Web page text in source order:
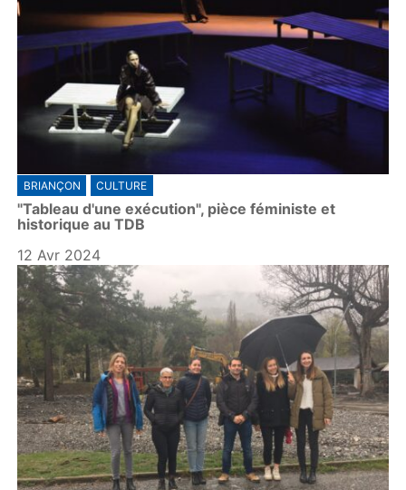
BRIANÇON CULTURE
"Tableau d'une exécution", pièce féministe et
historique au TDB
12 Avr 2024